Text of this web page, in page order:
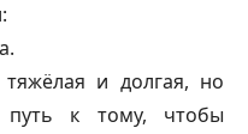
и долгая, но
к тому, чтобы